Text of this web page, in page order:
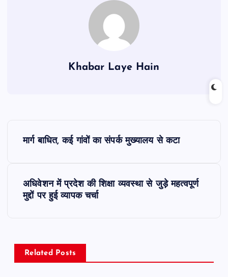
Khabar Laye Hain
मार्ग बाधित, कई गांवों का संपर्क मुख्यालय से कटा
अधिवेशन में प्रदेश की शिक्षा व्यवस्था से जुड़े महत्वपूर्ण
मुद्दों पर हुई व्यापक चर्चा
Related Posts